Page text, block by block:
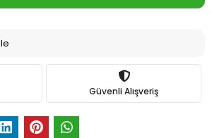
Güvenli Alışveriş